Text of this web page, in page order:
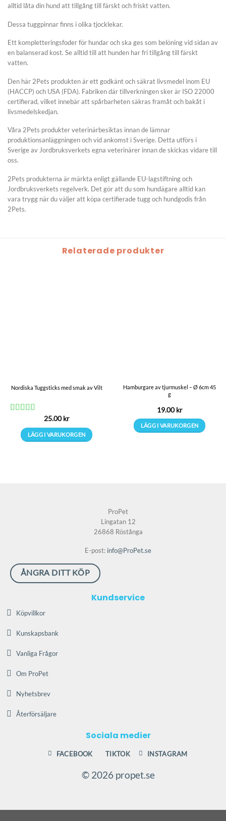
alltid låta din hund att tillgång till färskt och friskt vatten.
Dessa tuggpinnar finns i olika tjocklekar.
Ett kompletteringsfoder för hundar och ska ges som belöning vid sidan av
en balanserad kost. Se alltid till att hunden har fri tillgång till färskt
vatten.
Den här 2Pets produkten är ett godkänt och säkrat livsmedel inom EU
(HACCP) och USA (FDA). Fabriken där tillverkningen sker är ISO 22000
certifierad, vilket innebär att spårbarheten säkras framåt och bakåt i
livsmedelskedjan.
Våra 2Pets produkter veterinärbesiktas innan de lämnar
produktionsanläggningen och vid ankomst i Sverige. Detta utförs i
Sverige av Jordbruksverkets egna veterinärer innan de skickas vidare till
oss.
2Pets produkterna är märkta enligt gällande EU-lagstiftning och
Jordbruksverkets regelverk. Det gör att du som hundägare alltid kan
vara trygg när du väljer att köpa certifierade tugg och hundgodis från
2Pets.
Relaterade produkter
Nordiska Tuggsticks med smak av Vilt
av 5
25.00kr
LÄGG I VARUKORGEN
Hamburgare av tjurmuskel – Ø 6cm 45
g
19.00kr
LÄGG I VARUKORGEN
ProPet
Lingatan 12
26868 Röstånga
E-post: info@ProPet.se
ÅNGRA DITT KÖP
Kundservice
Köpvillkor
Kunskapsbank
Vanliga Frågor
Om ProPet
Nyhetsbrev
Återförsäljare
Sociala medier
FACEBOOK TIKTOK INSTAGRAM
© 2026 propet.se